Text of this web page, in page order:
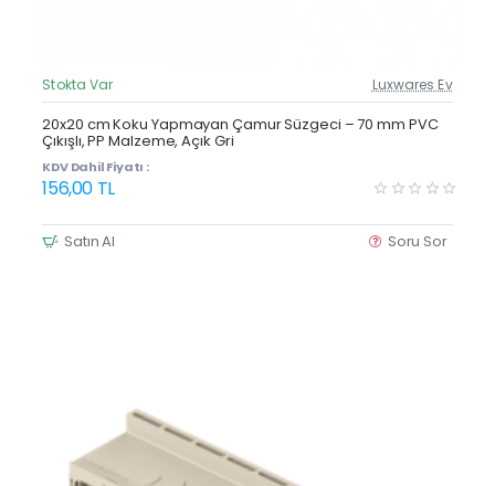
Güncel Fiyat
Yeni Ürün
Stokta Var Luxwares Ev
20x20 cm Koku Yapmayan Çamur Süzgeci – 70 mm PVC
Çıkışlı, PP Malzeme, Açık Gri
KDV Dahil Fiyatı :
156,00 TL
Satın Al Soru Sor